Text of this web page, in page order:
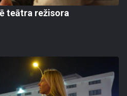
teātra režisora